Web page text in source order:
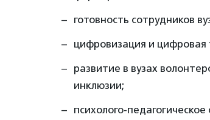
готовность сотрудников
цифровизация и цифровая
развитие в вузах
инклюзии;
психолого-